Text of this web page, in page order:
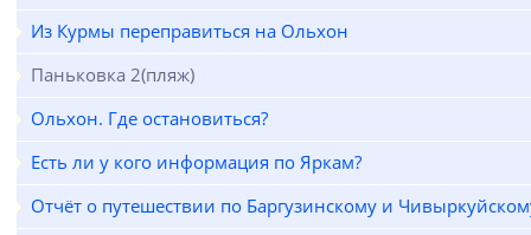
Из Курмы переправиться на Ольхон
Паньковка 2(пляж)
Ольхон. Где остановиться?
Есть ли у кого информация по Яркам?
Отчёт о путешествии по Баргузинскому и